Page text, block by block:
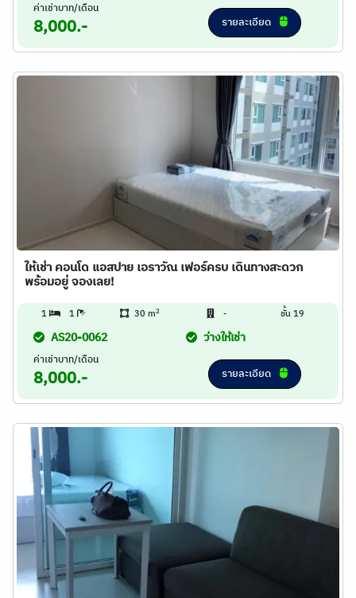
ค่าเช่าบาท/เดือน
8,000.- รายละเอียด
ให้เช่า คอนโด แอสปาย เอราวัณ เฟอร์ครบ เดินทางสะดวก
พร้อมอยู่ จองเลย!
1 1 30 m2 - ชั้น 19
AS20-0062 ว่างให้เช่า
ค่าเช่าบาท/เดือน
8,000.- รายละเอียด